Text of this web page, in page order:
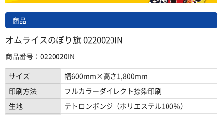
商品
オムライスのぼり旗 0220020IN
商品番号：0220020IN
サイズ
幅600mm×高さ1,800mm
印刷方法
フルカラーダイレクト捺染印刷
生地
テトロンポンジ（ポリエステル100％）